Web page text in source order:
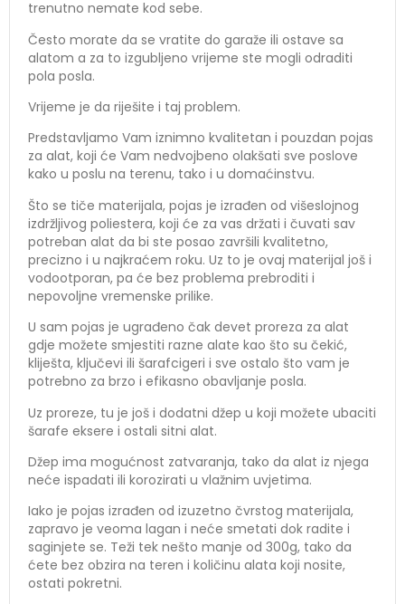
trenutno nemate kod sebe.
Često morate da se vratite do garaže ili ostave sa
alatom a za to izgubljeno vrijeme ste mogli odraditi
pola posla.
Vrijeme je da riješite i taj problem.
Predstavljamo Vam iznimno kvalitetan i pouzdan pojas
za alat, koji će Vam nedvojbeno olakšati sve poslove
kako u poslu na terenu, tako i u domaćinstvu.
Što se tiče materijala, pojas je izrađen od višeslojnog
izdržljivog poliestera, koji će za vas držati i čuvati sav
potreban alat da bi ste posao završili kvalitetno,
precizno i u najkraćem roku. Uz to je ovaj materijal još i
vodootporan, pa će bez problema prebroditi i
nepovoljne vremenske prilike.
U sam pojas je ugrađeno čak devet proreza za alat
gdje možete smjestiti razne alate kao što su čekić,
kliješta, ključevi ili šarafcigeri i sve ostalo što vam je
potrebno za brzo i efikasno obavljanje posla.
Uz proreze, tu je još i dodatni džep u koji možete ubaciti
šarafe eksere i ostali sitni alat.
Džep ima mogućnost zatvaranja, tako da alat iz njega
neće ispadati ili korozirati u vlažnim uvjetima.
Iako je pojas izrađen od izuzetno čvrstog materijala,
zapravo je veoma lagan i neće smetati dok radite i
saginjete se. Teži tek nešto manje od 300g, tako da
ćete bez obzira na teren i količinu alata koji nosite,
ostati pokretni.